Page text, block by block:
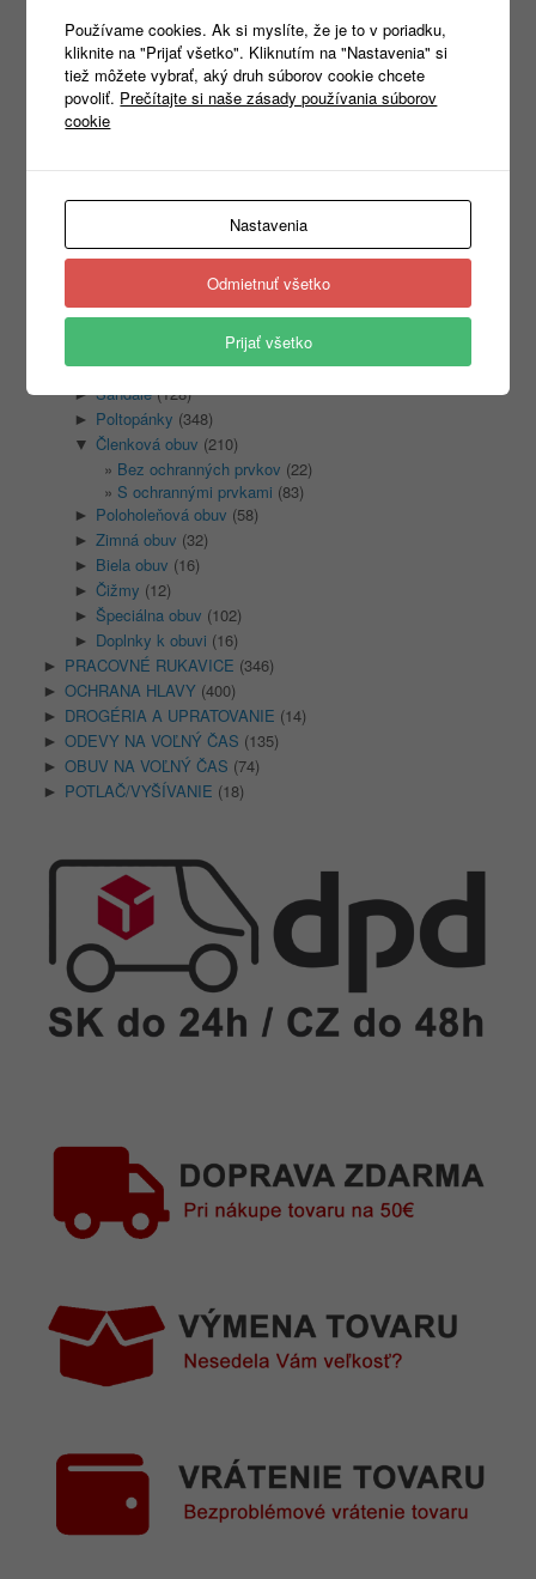
Products
Kategórie
REKLAMNÝ TEXTIL(465)
(1333)
PRACOVNÁ OBUV(1315)
► Sandale(128)
► Poltopánky (348)
▼ Členková obuv (210)
Bez ochranných prvkov (22)
S ochrannými prvkami (83)
► Poloholeňová obuv (58)
► Zimná obuv (32)
► Biela obuv (16)
► Čižmy (12)
► Špeciálna obuv (102)
► Doplnky k obuvi (16)
► PRACOVNÉ RUKAVICE (346)
► OCHRANA HLAVY (400)
► DROGÉRIA A UPRATOVANIE (14)
► ODEVY NA VOĽNÝ ČAS (135)
► OBUV NA VOĽNÝ ČAS (74)
► POTLAČ/VYŠÍVANIE (18)
Používame cookies. Ak si myslíte, že je to v poriadku,
kliknite na "Prijať všetko". Kliknutím na "Nastavenia" si
tiež môžete vybrať, aký druh súborov cookie chcete
povoliť. Prečítajte si naše zásady používania súborov
cookie
Nastavenia
Odmietnuť všetko
Prijať všetko